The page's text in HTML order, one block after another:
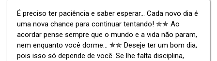
É preciso ter paciência e saber esperar... Cada novo dia é
uma nova chance para continuar tentando! ✯✯ Ao
acordar pense sempre que o mundo e a vida não param,
nem enquanto você dorme... ✯✯ Deseje ter um bom dia,
pois isso só depende de você. Se lhe falta disciplina,